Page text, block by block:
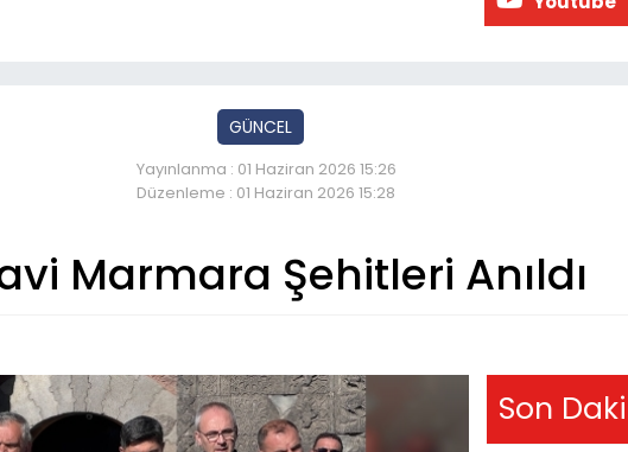
GÜNCEL
Yayınlanma : 01 Haziran 2026 15:26
Düzenleme : 01 Haziran 2026 15:28
Marmara Şehitleri Anıldı
Son